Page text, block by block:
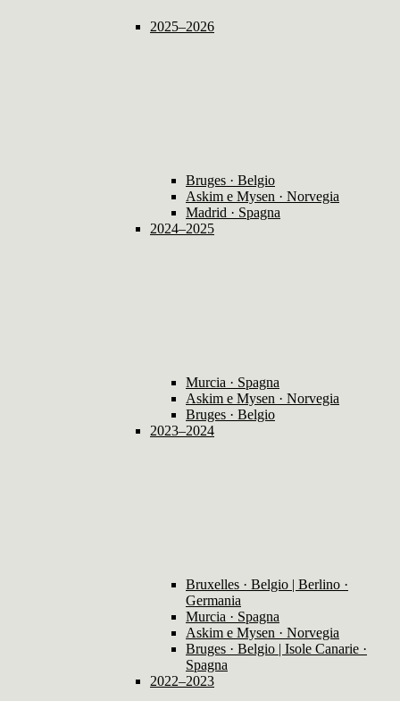
2025–2026
Bruges · Belgio
Askim e Mysen · Norvegia
Madrid · Spagna
2024–2025
Murcia · Spagna
Askim e Mysen · Norvegia
Bruges · Belgio
2023–2024
Bruxelles · Belgio | Berlino ·
Germania
Murcia · Spagna
Askim e Mysen · Norvegia
Bruges · Belgio | Isole Canarie ·
Spagna
2022–2023